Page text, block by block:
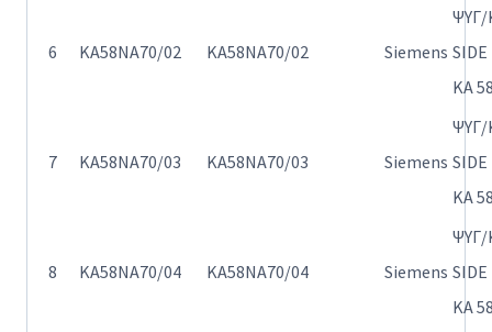
6 KA58NA70/02 KA58NA70/02 Siemens SIDE
KA
7 KA58NA70/03 KA58NA70/03 Siemens SIDE
KA
8 KA58NA70/04 KA58NA70/04 Siemens SIDE
KA